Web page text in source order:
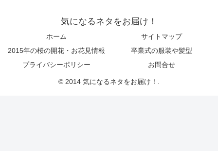
気になるネタをお届け！
ホーム
サイトマップ
2015年の桜の開花・お花見情報
卒業式の服装や髪型
プライバシーポリシー
お問合せ
© 2014 気になるネタをお届け！.